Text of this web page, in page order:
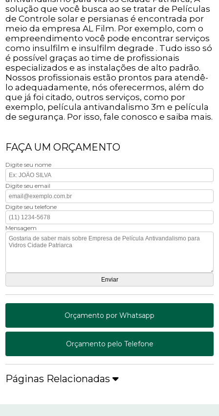
solução que você busca ao se tratar de Películas
de Controle solar e persianas é encontrada por
meio da empresa AL Film. Por exemplo, com o
empreendimento você pode encontrar serviços
como insulfilm e insulfilm degrade . Tudo isso só
é possível graças ao time de profissionais
especializados e as instalações de alto padrão.
Nossos profissionais estão prontos para atendê-
lo adequadamente, nós oferecermos, além do
que já foi citado, outros serviços, como por
exemplo, película antivandalismo 3m e película
de segurança. Por isso, fale conosco e saiba mais.
FAÇA UM ORÇAMENTO
Digite seu nome
Digite seu email
Digite seu telefone
Mensagem
Orçamento por Whatsapp
Orçamento pelo Telefone
Páginas Relacionadas